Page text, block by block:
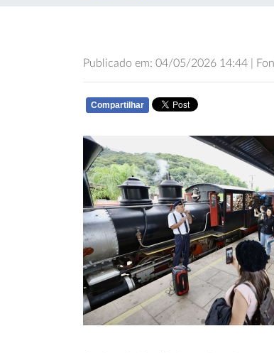
Publicado em: 04/05/2026 14:44 |
Compartilhar